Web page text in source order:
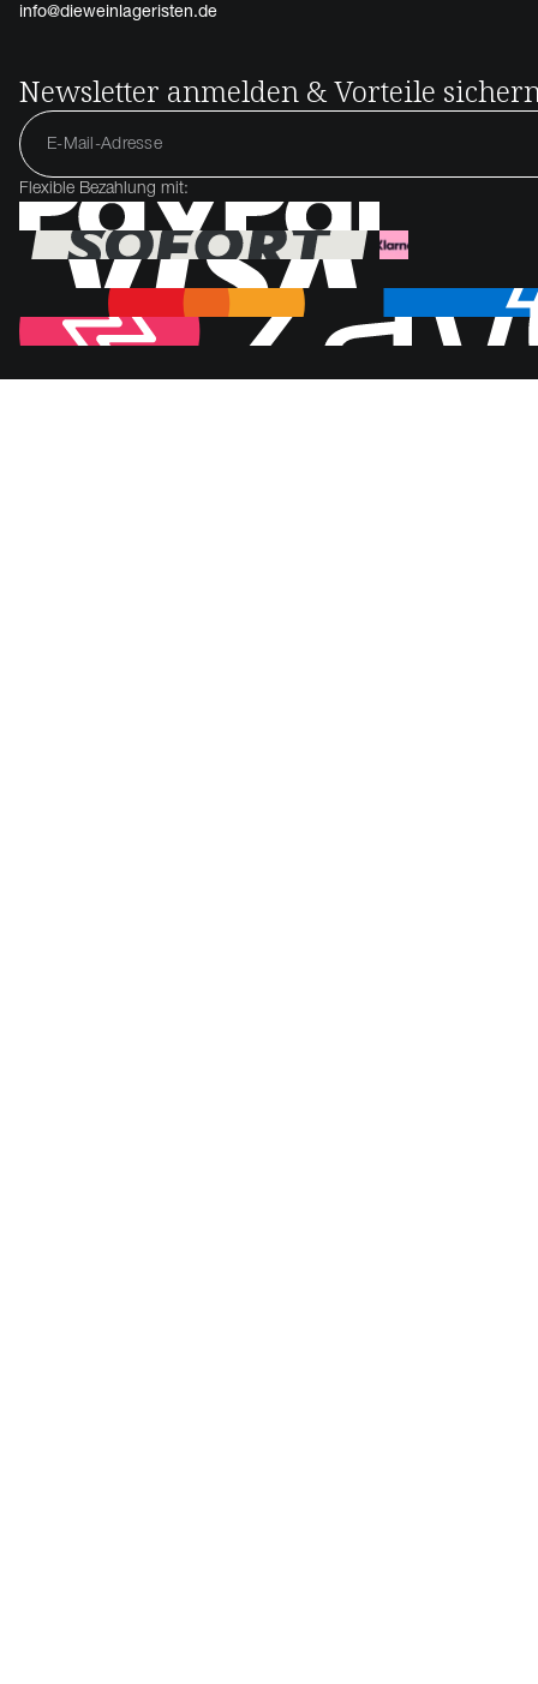
info@dieweinlageristen.de
Newsletter anmelden & Vorteile
Flexible Bezahlung mit: